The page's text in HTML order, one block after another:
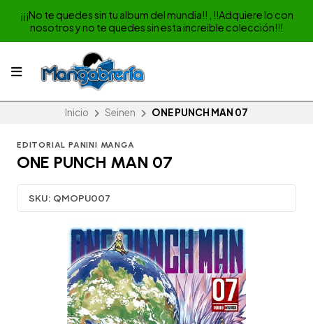
¡¡¡No te quedes sin tu album del mundia!! , !!Adquiere lo con
nosotros y no te quedes sin esta increible colección!!!
Inicio Seinen ONE PUNCH MAN 07
EDITORIAL PANINI MANGA
ONE PUNCH MAN 07
SKU: QMOPU007